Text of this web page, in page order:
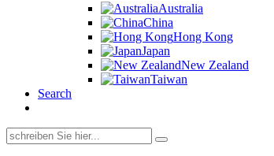
Australia
China
Hong Kong
Japan
New Zealand
Taiwan
Search
Search
for: